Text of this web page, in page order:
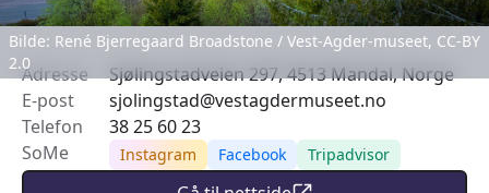
Bilde: René Bjerregaard Broadstone / Vest-Agder-museet, CC-BY
2.0Adresse
Sjølingstadveien 297, 4513 Mandal, Norge
E-post
sjolingstad@vestagdermuseet.no
Telefon
38 25 60 23
SoMe
Instagram Facebook Tripadvisor